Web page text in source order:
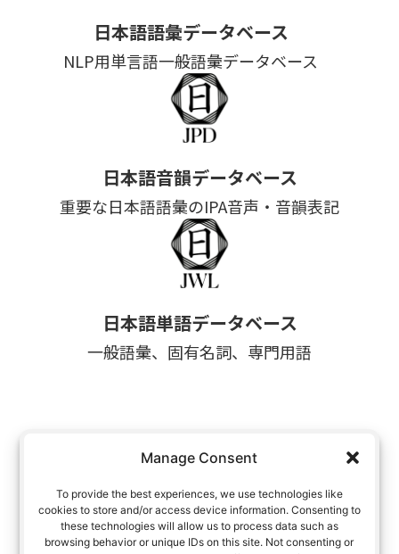
Manage Consent
To provide the best experiences, we use technologies like
cookies to store and/or access device information. Consenting to
these technologies will allow us to process data such as
browsing behavior or unique IDs on this site. Not consenting or
日本語語彙データベース
NLP用単言語一般語彙データベース
日本語音韻データベース
重要な日本語語彙のIPA音声・音韻表記
日本語単語データベース
一般語彙、固有名詞、専門用語
参考文献